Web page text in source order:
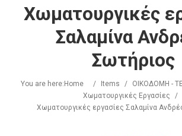
Search
Χωματουργικές
Σαλαμίνα
Σωτήριος
You are here: Home / Items /
ΟΙΚΟΔΟΜΗ -
Χωματουργικές Εργασίες
/
Χωματουργικές εργασίες Σαλαμίνα